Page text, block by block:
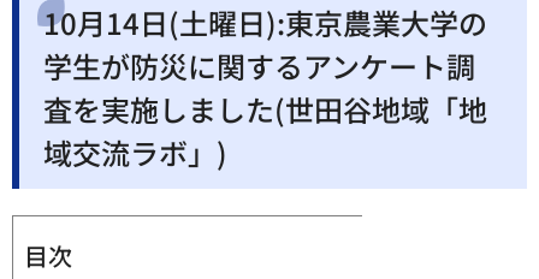
10月14日(土曜日):東京農業大学の
学生が防災に関するアンケート調
査を実施しました(世田谷地域「地
域交流ラボ」)
目次